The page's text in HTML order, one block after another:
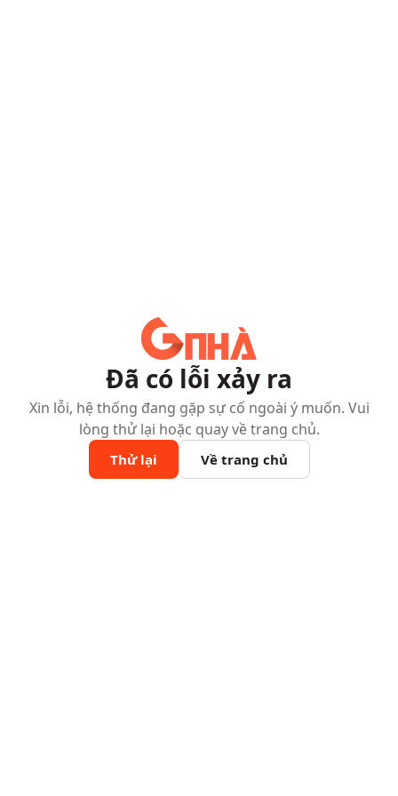
Đã có lỗi xảy ra
Xin lỗi, hệ thống đang gặp sự cố ngoài ý muốn. Vui
lòng thử lại hoặc quay về trang chủ.
Thử lại Về trang chủ